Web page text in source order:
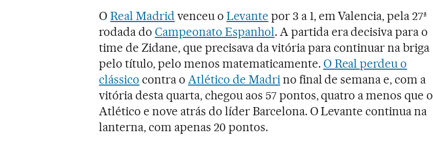
OReal Madrid venceu o Levante por 3 a 1, em Valencia, pela 27ª
rodada do Campeonato Espanhol. A partida era decisiva para o
time de Zidane, que precisava da vitória para continuar na briga
pelo título, pelo menos matematicamente. O Real perdeu o
clássico contra o Atlético de Madrino final de semana e, com a
vitória desta quarta, chegou aos 57 pontos, quatro a menos que o
Atlético e nove atrás do líder Barcelona. O Levante continua na
lanterna, com apenas 20 pontos.